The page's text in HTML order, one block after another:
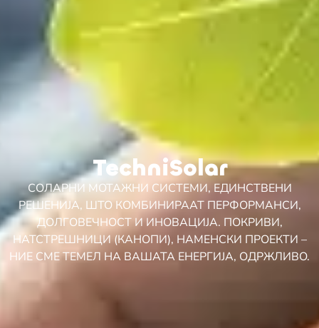
TechniSolar
СОЛАРНИ МОТАЖНИ СИСТЕМИ, ЕДИНСТВЕНИ
РЕШЕНИЈА, ШТО КОМБИНИРААТ ПЕРФОРМАНСИ,
ДОЛГОВЕЧНОСТ И ИНОВАЦИЈА. ПОКРИВИ,
НАТСТРЕШНИЦИ (КАНОПИ), НАМЕНСКИ ПРОЕКТИ –
НИЕ СМЕ ТЕМЕЛ НА ВАШАТА ЕНЕРГИЈА, ОДРЖЛИВО.